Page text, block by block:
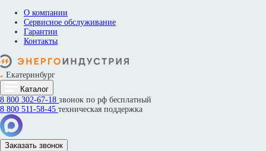
О компании
Сервисное обслуживание
Гарантии
Контакты
Екатеринбург
Каталог
8 800 302-67-18 звонок по рф бесплатный
8 800 511-58-45 техническая поддержка
Заказать звонок